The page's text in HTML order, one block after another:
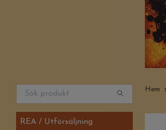
REA / Utförsäljning
Hem